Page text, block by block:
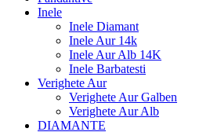
Inele
Inele Diamant
Inele Aur 14k
Inele Aur Alb 14K
Inele Barbatesti
Verighete Aur
Verighete Aur Galben
Verighete Aur Alb
DIAMANTE